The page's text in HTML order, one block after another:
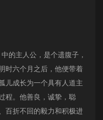
的主人公，是个遗腹子，
时六个月之后，他便带着
儿成长为一个具有人道主
程。他善良，诚挚，聪
百折不回的毅力和积极进